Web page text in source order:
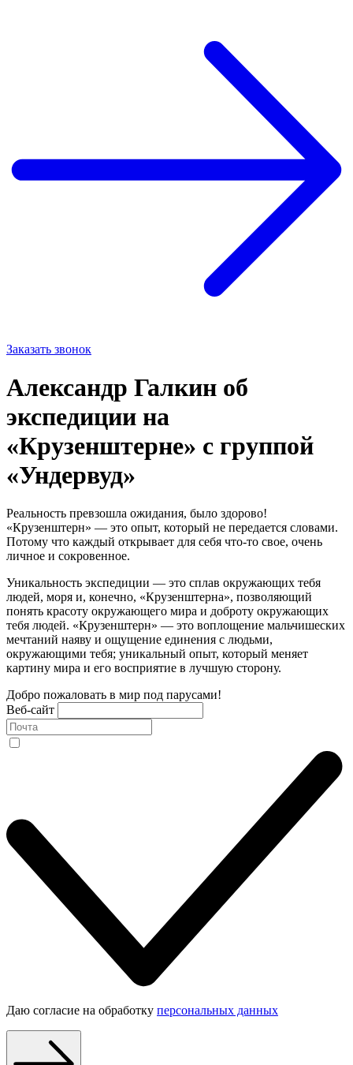
Заказать звонок
Александр Галкин об
экспедиции на
«Крузенштерне» с группой
«Ундервуд»
Реальность превзошла ожидания, было здорово!
«Крузенштерн» — это опыт, который не передается словами.
Потому что каждый открывает для себя что-то свое, очень
личное и сокровенное.
Уникальность экспедиции — это сплав окружающих тебя
людей, моря и, конечно, «Крузенштерна», позволяющий
понять красоту окружающего мира и доброту окружающих
тебя людей. «Крузенштерн» — это воплощение мальчишеских
мечтаний наяву и ощущение единения с людьми,
окружающими тебя; уникальный опыт, который меняет
картину мира и его восприятие в лучшую сторону.
Добро пожаловать в мир под парусами!
Веб-сайт
Даю согласие на обработку персональных данных